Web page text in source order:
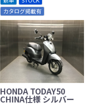
カタログ掲載有
HONDA TODAY50
CHINA仕様 シルバー